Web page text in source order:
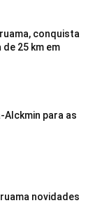
conquista
25 km em
Alckmin para as
novidades